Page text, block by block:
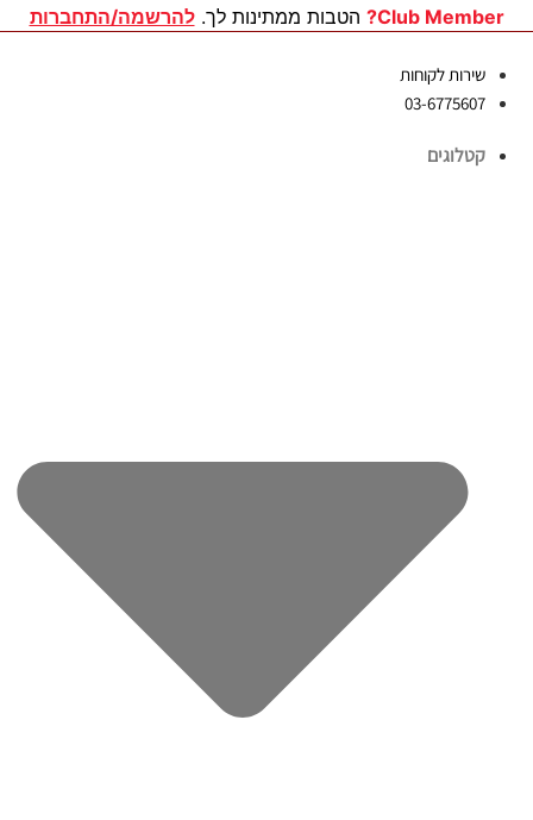
Club Member? הטבות ממתינות לך.להרשמה/התחברות
שירות לקוחות
03-6775607
קטלוגים